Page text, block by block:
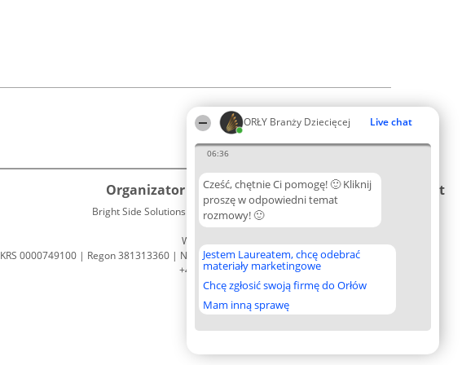
ORŁY Branży Dziecięcej Live chat
06:36
Cześć, chętnie Ci pomogę! 🙂 Kliknij
proszę w odpowiedni temat
rozmowy! 🙂
Jestem Laureatem, chcę odebrać
materiały marketingowe
Chcę zgłosić swoją firmę do Orłów
Mam inną sprawę
Organizator plebiscytu
Bright Side Solutions sp. z o. o. sp. k.
ul. Ruska 22
Wrocław 50-079
KRS 0000749100 | Regon 381313360 | NIP 8943132676
+48 508 492 400
Plebiscyt
Lista
Laureatów
Zasady
Regulamin
Prywatności
Kontakt